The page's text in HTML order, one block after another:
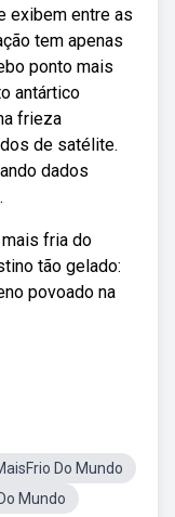
exibem entre as
tem apenas
ponto mais
antártico
frieza
de satélite.
dados
fria do
tão gelado:
povoado na
Do Mundo
Mundo